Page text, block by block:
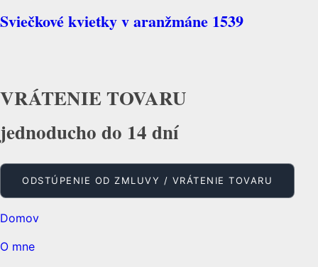
Sviečkové kvietky v aranžmáne 1539
VRÁTENIE TOVARU
jednoducho do 14 dní
ODSTÚPENIE OD ZMLUVY / VRÁTENIE TOVARU
Domov
O mne